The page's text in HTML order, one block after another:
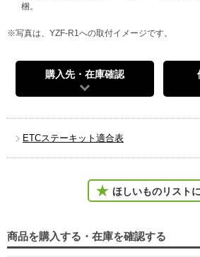
梱。
※写真は、YZF-R1への取付イメージです。
購入先・在庫確認
ETCステーキット適合表
ほしいものリスト
商品を購入する・在庫を確認する